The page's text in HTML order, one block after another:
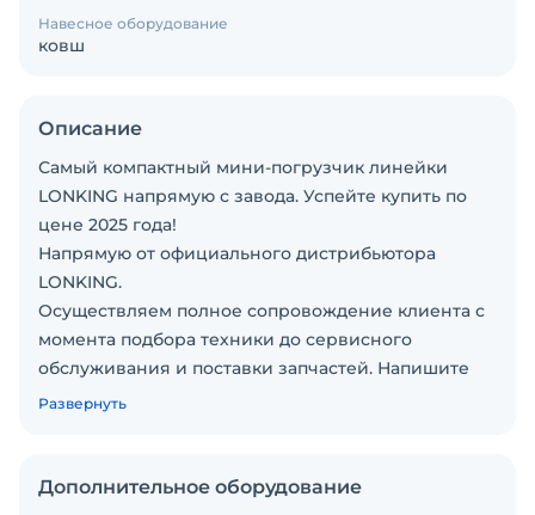
Навесное оборудование
ковш
Описание
Самый компактный мини-погрузчик линейки
LONKING напрямую с завода. Успейте купить по
цене 2025 года!
Напрямую от официального дистрибьютора
LONKING.
Осуществляем полное сопровождение клиента с
момента подбора техники до сервисного
обслуживания и поставки запчастей. Напишите
нам и мы проверим наличие сервисного центра в
Система смены навесного оборудования BobTach
Развернуть
Дополнительное оборудование